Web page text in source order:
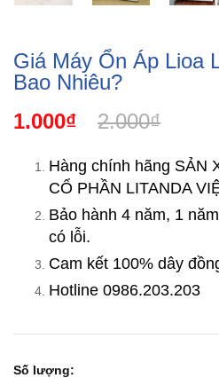
Giá Máy Ổn Áp Lioa
Bao Nhiêu?
1.000₫
2.000₫
Hàng chính hãng SẢN
CỔ PHẦN LITANDA
Bảo hành 4 năm, 1
có lỗi.
Cam kết 100% dây
Hotline 0986.203.203
Số lượng: